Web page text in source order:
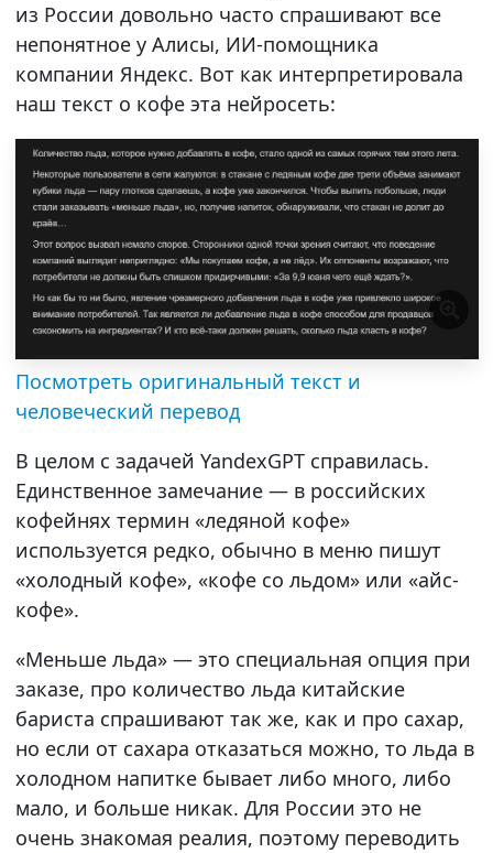
из России довольно часто спрашивают все
непонятное у Алисы, ИИ-помощника
компании Яндекс. Вот как интерпретировала
наш текст о кофе эта нейросеть:
Посмотреть оригинальный текст и
человеческий перевод
В целом с задачей YandexGPT справилась.
Единственное замечание — в российских
кофейнях термин «ледяной кофе»
используется редко, обычно в меню пишут
«холодный кофе», «кофе со льдом» или «айс-
кофе».
«Меньше льда» — это специальная опция при
заказе, про количество льда китайские
бариста спрашивают так же, как и про сахар,
но если от сахара отказаться можно, то льда в
холодном напитке бывает либо много, либо
мало, и больше никак. Для России это не
очень знакомая реалия, поэтому переводить